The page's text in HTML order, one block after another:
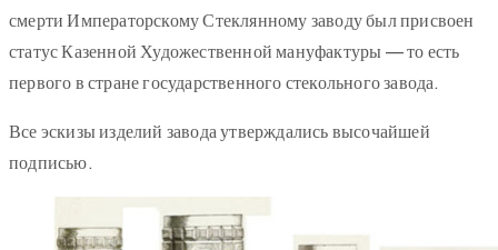
смерти Императорскому Стеклянному заводу был присвоен
статус Казенной Художественной мануфактуры — то есть
первого в стране государственного стекольного завода.
Все эскизы изделий завода утверждались высочайшей
подписью.